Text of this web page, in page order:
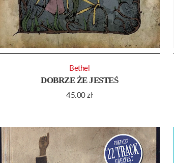
DOBRZE ŻE JESTEŚ
45.00zł
Bethel